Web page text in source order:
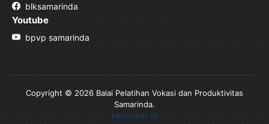
blksamarinda
Youtube
bpvp samarinda
Copyright © 2026 Balai Pelatihan Vokasi dan Produktivitas
Samarinda.
Kemnaker RI